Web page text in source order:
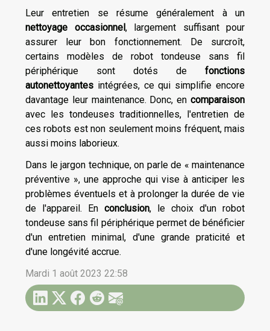
Leur entretien se résume généralement à un
nettoyage occasionnel, largement suffisant pour
assurer leur bon fonctionnement. De surcroît,
certains modèles de robot tondeuse sans fil
périphérique sont dotés de fonctions
autonettoyantes intégrées, ce qui simplifie encore
davantage leur maintenance. Donc, en comparaison
avec les tondeuses traditionnelles, l'entretien de
ces robots est non seulement moins fréquent, mais
aussi moins laborieux.
Dans le jargon technique, on parle de « maintenance
préventive », une approche qui vise à anticiper les
problèmes éventuels et à prolonger la durée de vie
de l'appareil. En conclusion, le choix d'un robot
tondeuse sans fil périphérique permet de bénéficier
d'un entretien minimal, d'une grande praticité et
d'une longévité accrue.
Mardi 1 août 2023 22:58